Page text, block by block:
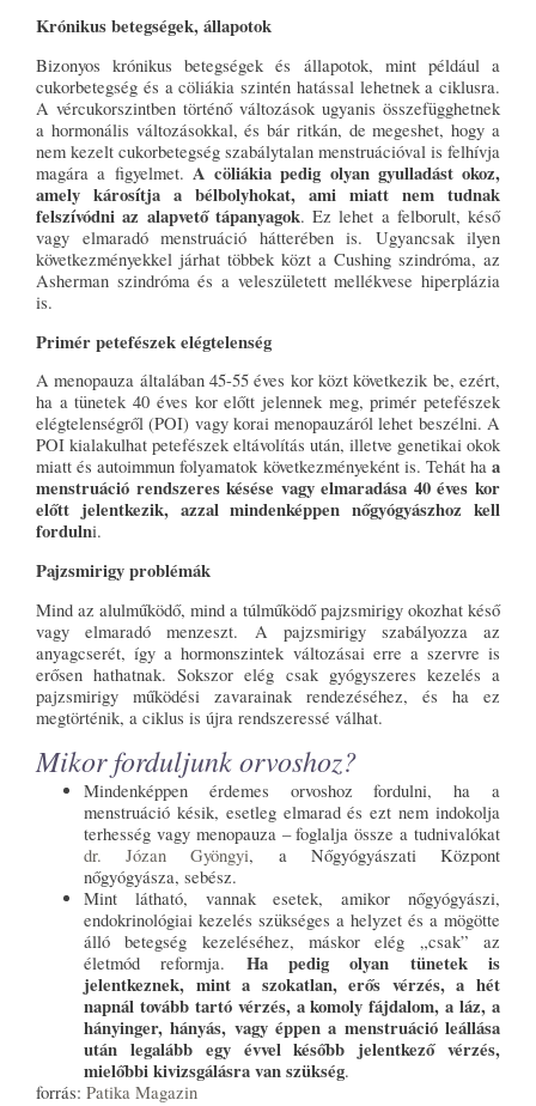
Krónikus betegségek, állapotok
Bizonyos krónikus betegségek és állapotok, mint például a
cukorbetegség és a cöliákia szintén hatással lehetnek a ciklusra.
A vércukorszintben történő változások ugyanis összefügghetnek
a hormonális változásokkal, és bár ritkán, de megeshet, hogy a
nem kezelt cukorbetegség szabálytalan menstruációval is felhívja
magára a figyelmet. A cöliákia pedig olyan gyulladást okoz,
amely károsítja a bélbolyhokat, ami miatt nem tudnak
felszívódni az alapvető tápanyagok. Ez lehet a felborult, késő
vagy elmaradó menstruáció hátterében is. Ugyancsak ilyen
következményekkel járhat többek közt a Cushing szindróma, az
Asherman szindróma és a veleszületett mellékvese hiperplázia
is.
Primér petefészek elégtelenség
A menopauza általában 45-55 éves kor közt következik be, ezért,
ha a tünetek 40 éves kor előtt jelennek meg, primér petefészek
elégtelenségről (POI) vagy korai menopauzáról lehet beszélni. A
POI kialakulhat petefészek eltávolítás után, illetve genetikai okok
miatt és autoimmun folyamatok következményeként is. Tehát haa
menstruáció rendszeres késése vagy elmaradása 40 éves kor
előtt jelentkezik, azzal mindenképpen nőgyógyászhoz kell
fordulni.
Pajzsmirigy problémák
Mind az alulműködő, mind a túlműködő pajzsmirigy okozhat késő
vagy elmaradó menzeszt. A pajzsmirigy szabályozza az
anyagcserét, így a hormonszintek változásai erre a szervre is
erősen hathatnak. Sokszor elég csak gyógyszeres kezelés a
pajzsmirigy működési zavarainak rendezéséhez, és ha ez
megtörténik, a ciklus is újra rendszeressé válhat.
Mikor forduljunk orvoshoz?
Mindenképpen érdemes orvoshoz fordulni, ha a
menstruáció késik, esetleg elmarad és ezt nem indokolja
terhesség vagy menopauza – foglalja össze a tudnivalókat
dr. Józan Gyöngyi, a Nőgyógyászati Központ
nőgyógyásza, sebész.
Mint látható, vannak esetek, amikor nőgyógyászi,
endokrinológiai kezelés szükséges a helyzet és a mögötte
álló betegség kezeléséhez, máskor elég „csak” az
életmód reformja. Ha pedig olyan tünetek is
jelentkeznek, mint a szokatlan, erős vérzés, a hét
napnál tovább tartó vérzés, a komoly fájdalom, a láz, a
hányinger, hányás, vagy éppen a menstruáció leállása
után legalább egy évvel később jelentkező vérzés,
mielőbbi kivizsgálásra van szükség.
forrás: Patika Magazin